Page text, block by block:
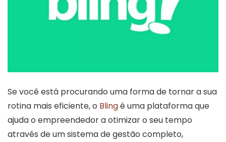
Se você está procurando uma forma de tornar a sua
rotina mais eficiente, o Blingé uma plataforma que
ajuda o empreendedor a otimizar o seu tempo
através de um sistema de gestão completo,